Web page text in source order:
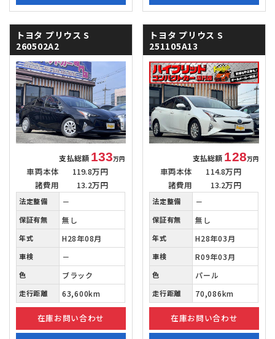
トヨタ プリウス S
260502A2
支払総額 133万円
車両本体
119.8万円
諸費用
13.2万円
法定整備 －
保証有無 無し
年式 H28年08月
車検 －
色 ブラック
走行距離 63,600km
在庫お問い合わせ
トヨタ プリウス S
251105A13
支払総額 128万円
車両本体
114.8万円
諸費用
13.2万円
法定整備 －
保証有無 無し
年式 H28年03月
車検 R09年03月
色 パール
走行距離 70,086km
在庫お問い合わせ